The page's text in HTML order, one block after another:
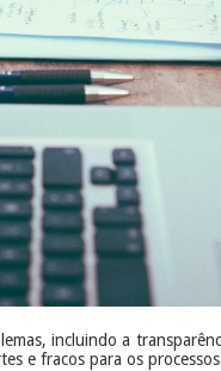
incluindo a
e fracos para os processos